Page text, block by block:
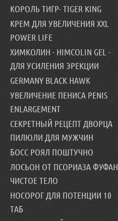
КОРОЛЬ ТИГР- TIGER KING
КРЕМ ДЛЯ УВЕЛИЧЕНИЯ XXL
POWER LIFE
ХИМКОЛИН - HIMCOLIN GEL -
ДЛЯ УСИЛЕНИЯ ЭРЕКЦИИ
GERMANY BLACK HAWK
УВЕЛИЧЕНИЕ ПЕНИСА PENIS
ENLARGEMENT
СЕКРЕТНЫЙ РЕЦЕПТ ДВОРЦА
ПИЛЮЛИ ДЛЯ МУЖЧИН
БОСС РОЯЛ ПОШТУЧНО
ЛОСЬОН ОТ ПСОРИАЗА ФУФАН
ЧИСТОЕ ТЕЛО
НОСОРОГ ДЛЯ ПОТЕНЦИИ 10
ТАБ